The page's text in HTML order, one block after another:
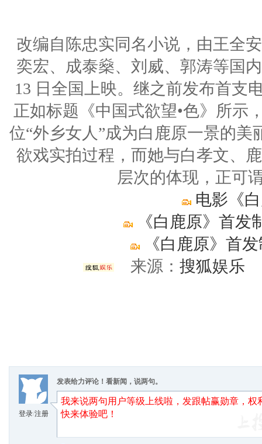
改编自陈忠实同名小说，由王全
奕宏、成泰燊、刘威、郭涛等国
13 日全国上映。继之前发布首支
正如标题《中国式欲望•色》所示
位“外乡女人”成为白鹿原一景的
欲戏实拍过程，而她与白孝文、
层次的体现，正可
电影《
《白鹿原》首发
《白鹿原》首
来源： 搜狐娱乐
登录/注册
发表给力评论！看新闻，说两句。